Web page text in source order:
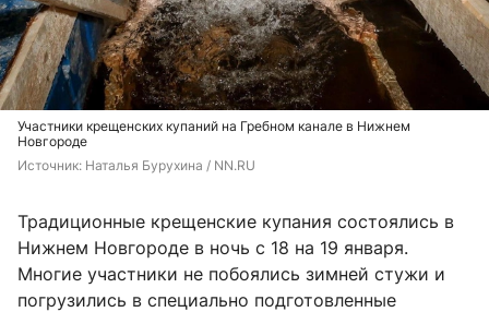
Участники крещенских купаний на Гребном канале в Нижнем
Новгороде
Источник: Наталья Бурухина / NN.RU
Традиционные крещенские купания состоялись в
Нижнем Новгороде в ночь с 18 на 19 января.
Многие участники не побоялись зимней стужи и
погрузились в специально подготовленные